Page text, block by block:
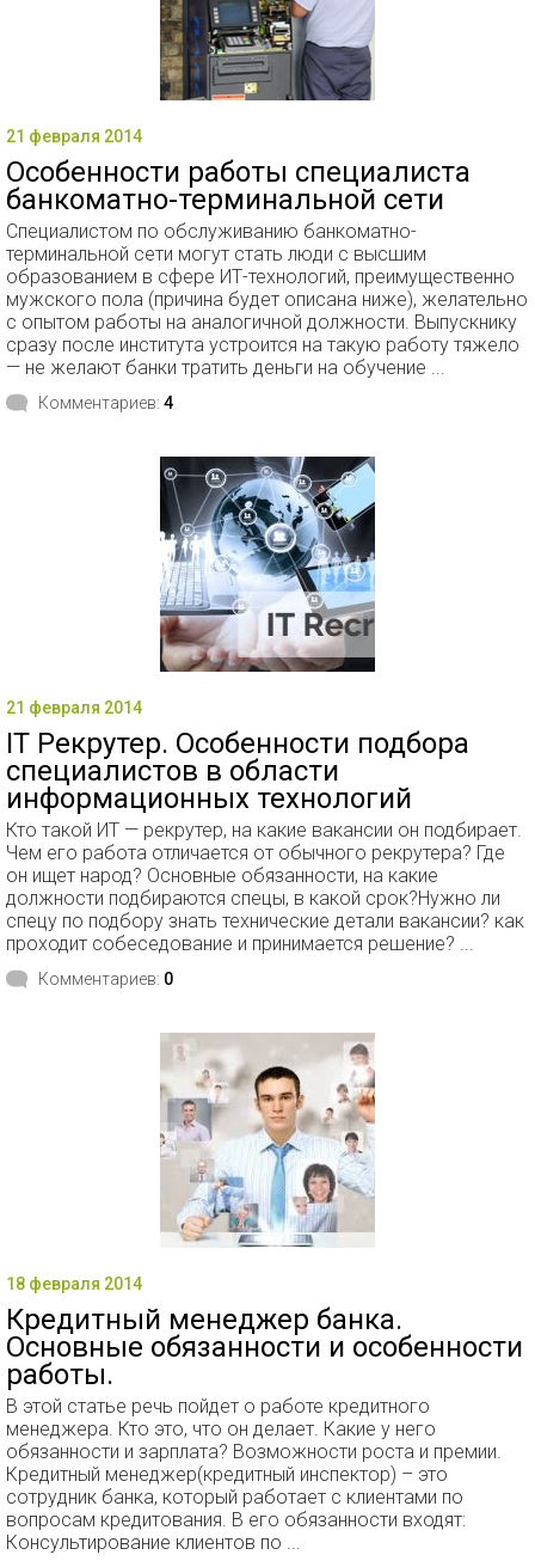
21 февраля 2014
Особенности работы специалиста
банкоматно-терминальной сети
Специалистом по обслуживанию банкоматно-
терминальной сети могут стать люди с высшим
образованием в сфере ИТ-технологий, преимущественно
мужского пола (причина будет описана ниже), желательно
с опытом работы на аналогичной должности. Выпускнику
сразу после института устроится на такую работу тяжело
— не желают банки тратить деньги на обучение ...
Комментариев: 4
21 февраля 2014
IT Рекрутер. Особенности подбора
специалистов в области
информационных технологий
Кто такой ИТ — рекрутер, на какие вакансии он подбирает.
Чем его работа отличается от обычного рекрутера? Где
он ищет народ? Основные обязанности, на какие
должности подбираются спецы, в какой срок?Нужно ли
спецу по подбору знать технические детали вакансии? как
проходит собеседование и принимается решение? ...
Комментариев: 0
18 февраля 2014
Кредитный менеджер банка.
Основные обязанности и особенности
работы.
В этой статье речь пойдет о работе кредитного
менеджера. Кто это, что он делает. Какие у него
обязанности и зарплата? Возможности роста и премии.
Кредитный менеджер(кредитный инспектор) – это
сотрудник банка, который работает с клиентами по
вопросам кредитования. В его обязанности входят:
Консультирование клиентов по ...